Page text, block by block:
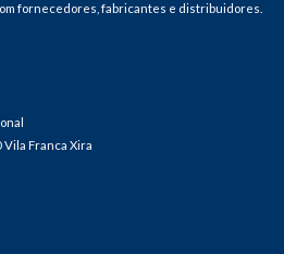
fornecedores, fabricantes e distribuidores.
Vila Franca Xira